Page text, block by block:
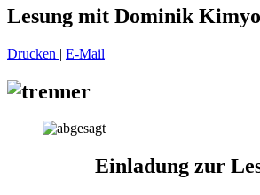
Lesung mit Dominik
Drucken | E-Mail
Einladung zur